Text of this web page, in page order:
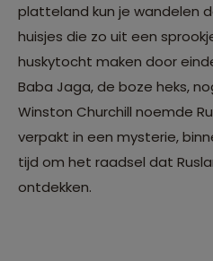
platteland kun je wandelen
huisjes die zo uit een
huskytocht maken door
Baba Jaga, de boze heks,
Winston Churchill noemde
verpakt in een mysterie,
tijd om het raadsel dat
ontdekken.